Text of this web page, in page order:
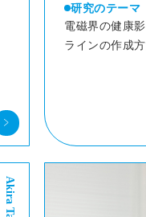
研究のテーマ
電磁界の健康
ラインの作成